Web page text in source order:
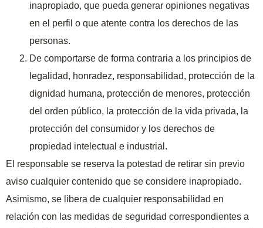
inapropiado, que pueda generar opiniones negativas
en el perfil o que atente contra los derechos de las
personas.
De comportarse de forma contraria a los principios de
legalidad, honradez, responsabilidad, protección de la
dignidad humana, protección de menores, protección
del orden público, la protección de la vida privada, la
protección del consumidor y los derechos de
propiedad intelectual e industrial.
El responsable se reserva la potestad de retirar sin previo
aviso cualquier contenido que se considere inapropiado.
Asimismo, se libera de cualquier responsabilidad en
relación con las medidas de seguridad correspondientes a